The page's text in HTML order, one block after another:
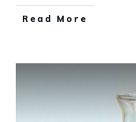
Read More